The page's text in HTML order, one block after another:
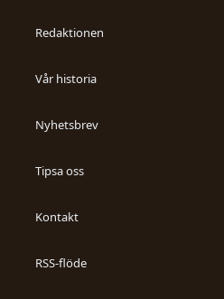
Redaktionen
Vår historia
Nyhetsbrev
Tipsa oss
Kontakt
RSS-flöde